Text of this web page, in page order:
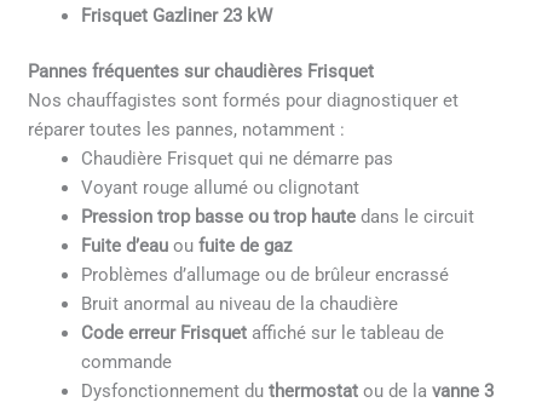
Frisquet Gazliner 23 kW
Pannes fréquentes sur chaudières Frisquet
Nos chauffagistes sont formés pour diagnostiquer et
réparer toutes les pannes, notamment :
Chaudière Frisquet qui ne démarre pas
Voyant rouge allumé ou clignotant
Pression trop basse ou trop haute dans le circuit
Fuite d’eau oufuite de gaz
Problèmes d’allumage ou de brûleur encrassé
Bruit anormal au niveau de la chaudière
Code erreur Frisquet affiché sur le tableau de
commande
Dysfonctionnement duthermostat ou de lavanne 3